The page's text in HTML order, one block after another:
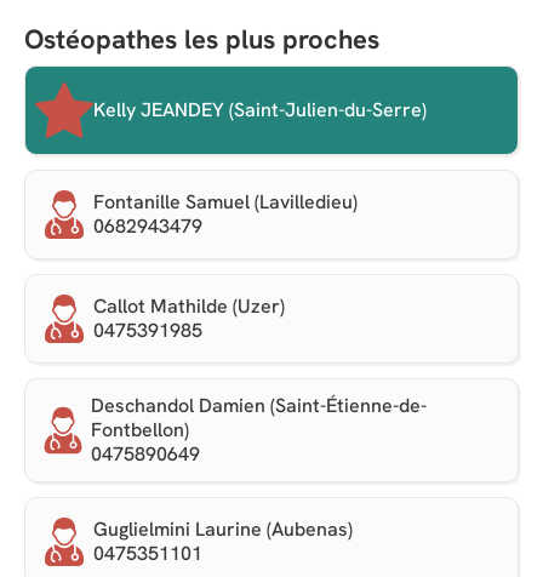
Ostéopathes les plus proches
Kelly JEANDEY (Saint-Julien-du-Serre)
Fontanille Samuel (Lavilledieu)
0682943479
Callot Mathilde (Uzer)
0475391985
Deschandol Damien (Saint-Étienne-de-
Fontbellon)
0475890649
Guglielmini Laurine (Aubenas)
0475351101